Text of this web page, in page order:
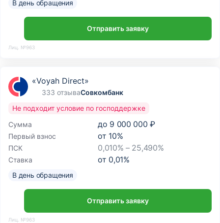
В день обращения
Отправить заявку
Лиц. №963
«Voyah Direct»
333 отзываСовкомбанк
Сумма до 9 000 000 ₽
Первый взнос от 10%
ПСК 0,010% – 25,490%
Ставка от 0,01%
Не подходит условие по господдержке
В день обращения
Отправить заявку
Лиц. №963